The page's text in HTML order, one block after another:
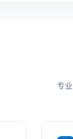
专